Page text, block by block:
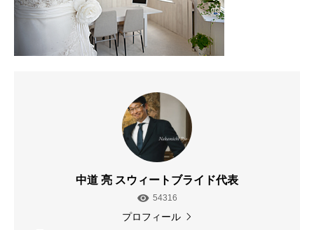
中道 亮 スウィートブライド代表
54316
プロフィール